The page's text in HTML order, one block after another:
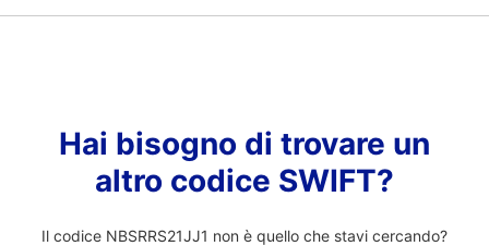
Hai bisogno di trovare un
altro codice SWIFT?
Il codice NBSRRS21JJ1 non è quello che stavi cercando?